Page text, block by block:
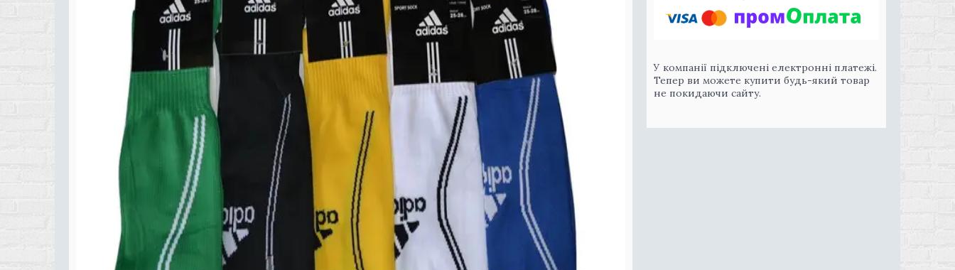
У компанії підключені електронні платежі.
Тепер ви можете купити будь-який товар
не покидаючи сайту.